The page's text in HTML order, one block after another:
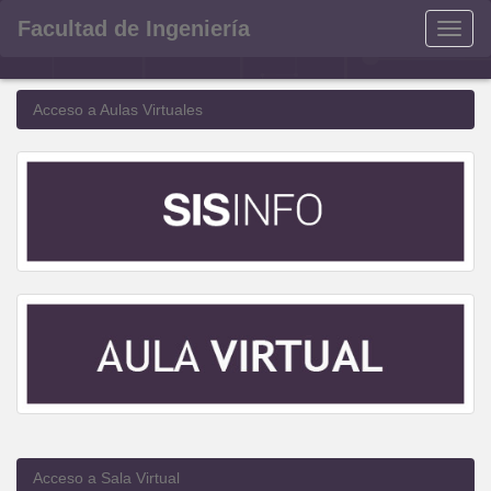
Menu
Facultad de Ingeniería
Acceso a Aulas Virtuales
Acceso a Sala Virtual